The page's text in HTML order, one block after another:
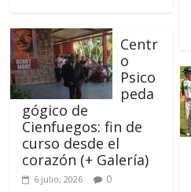
Centr
o
Psico
peda
gógico de
Cienfuegos: fin de
curso desde el
corazón (+ Galería)
6 julio, 2026 0